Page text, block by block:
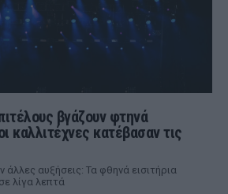
βγάζουν φτηνά
καλλιτέχνες κατέβασαν τις
άλλες αυξήσεις: Τα φθηνά εισιτήρια
λίγα λεπτά